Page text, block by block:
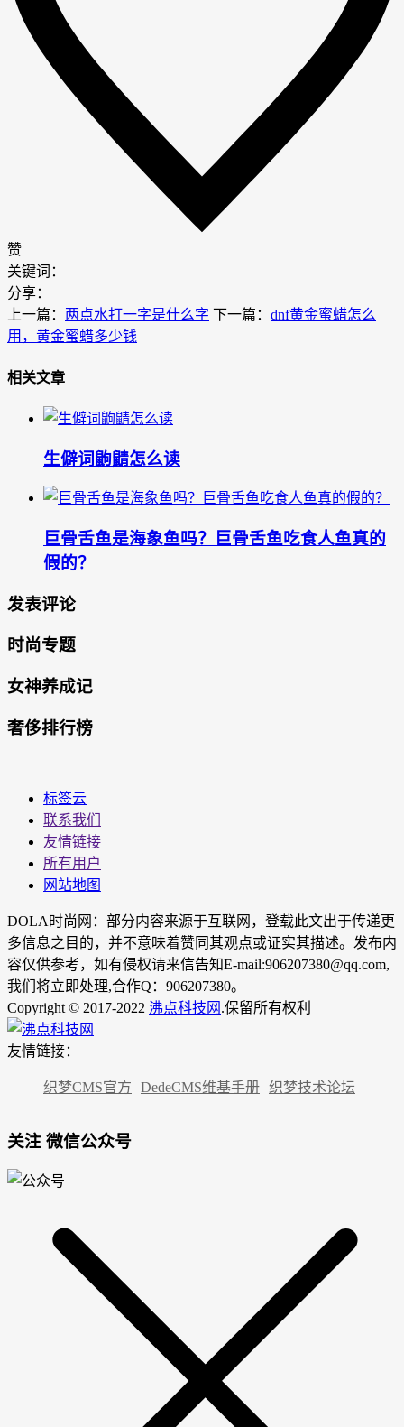
赞
关键词：
分享：
上一篇： 两点水打一字是什么字 下一篇： dnf黄金蜜蜡怎么
用，黄金蜜蜡多少钱
相关文章
生僻词鼩鼱怎么读
巨骨舌鱼是海象鱼吗？巨骨舌鱼吃食人鱼真的
假的？
发表评论
时尚专题
女神养成记
奢侈排行榜
标签云
联系我们
友情链接
所有用户
网站地图
DOLA时尚网：部分内容来源于互联网，登载此文出于传递更
多信息之目的，并不意味着赞同其观点或证实其描述。发布内
容仅供参考，如有侵权请来信告知E-mail:906207380@qq.com,
我们将立即处理,合作Q：906207380。
Copyright © 2017-2022 沸点科技网 .保留所有权利
友情链接：
织梦CMS官方 DedeCMS维基手册 织梦技术论坛
关注 微信公众号